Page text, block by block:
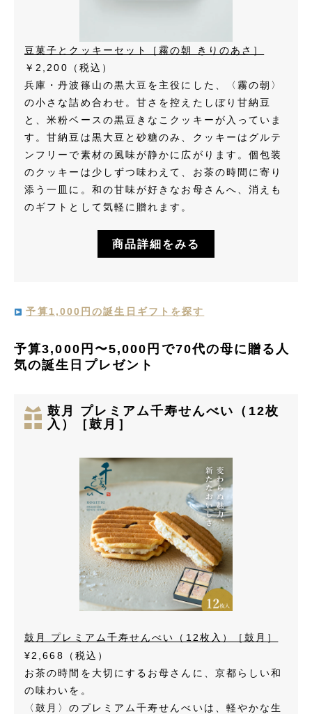
豆菓子とクッキーセット［霧の朝 きりのあさ］
￥2,200（税込）
兵庫・丹波篠山の黒大豆を主役にした、〈霧の朝〉
の小さな詰め合わせ。甘さを控えたしぼり甘納豆
と、米粉ベースの黒豆きなこクッキーが入っていま
す。甘納豆は黒大豆と砂糖のみ、クッキーはグルテ
ンフリーで素材の風味が静かに広がります。個包装
のクッキーは少しずつ味わえて、お茶の時間に寄り
添う一皿に。和の甘味が好きなお母さんへ、消えも
のギフトとして気軽に贈れます。
商品詳細をみる
予算1,000円の誕生日ギフトを探す
予算3,000円〜5,000円で70代の母に贈る人
気の誕生日プレゼント
鼓月 プレミアム千寿せんべい（12枚
入）［鼓月］
鼓月 プレミアム千寿せんべい（12枚入）［鼓月］
¥2,668（税込）
お茶の時間を大切にするお母さんに、京都らしい和
の味わいを。
〈鼓月〉のプレミアム千寿せんべいは、軽やかな生